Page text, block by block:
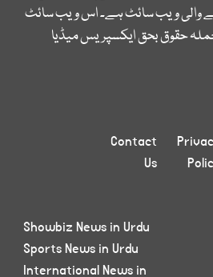
والی ویب سائٹ ہے۔ اس ویب سائٹ
حقوق بحق ایکسپریس میڈیا
Contact
Us
Showbiz News in Urdu
Sports News in Urdu
International News in